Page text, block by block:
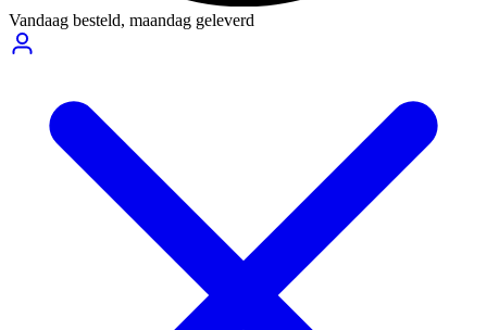
Vandaag besteld, maandag geleverd